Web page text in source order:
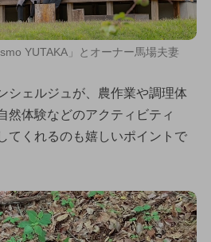
YUTAKA」とオーナー馬場夫妻
シェルジュが、農作業や調理体
然体験などのアクティビティ
てくれるのも嬉しいポイントで